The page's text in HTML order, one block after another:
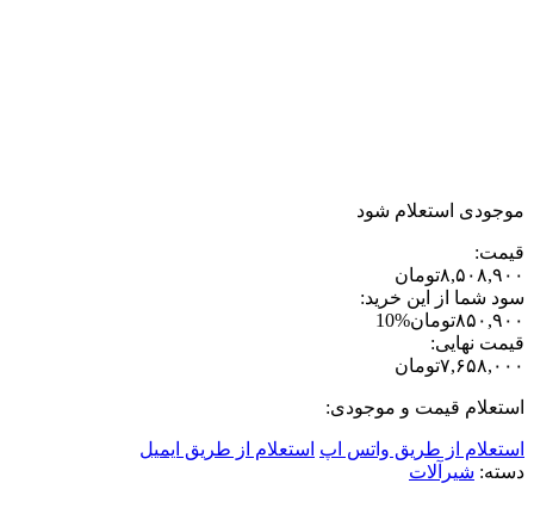
موجودی استعلام شود
قیمت:
۸,۵۰۸,۹۰۰تومان
سود شما از این خرید:
۸۵۰,۹۰۰تومان10%
قیمت نهایی:
۷,۶۵۸,۰۰۰تومان
استعلام قیمت و موجودی:
استعلام از طریق واتس اپ استعلام از طریق ایمیل
دسته: شیرآلات